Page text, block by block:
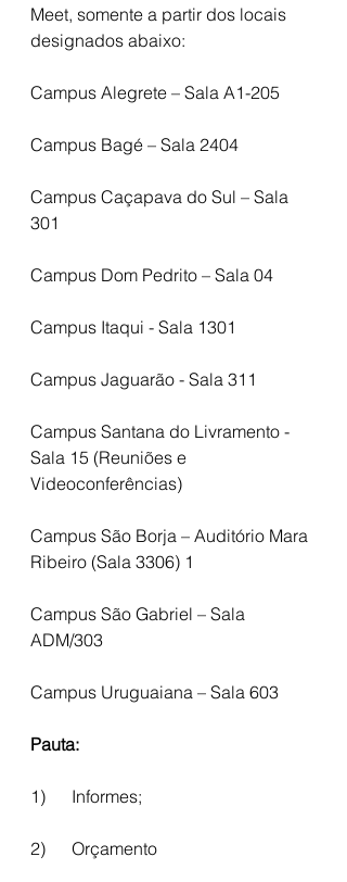
Meet, somente a partir dos locais
designados abaixo:
Campus Alegrete – Sala A1-205
Campus Bagé – Sala 2404
Campus Caçapava do Sul – Sala
301
Campus Dom Pedrito – Sala 04
Campus Itaqui - Sala 1301
Campus Jaguarão - Sala 311
Campus Santana do Livramento -
Sala 15 (Reuniões e
Videoconferências)
Campus São Borja – Auditório Mara
Ribeiro (Sala 3306) 1
Campus São Gabriel – Sala
ADM/303
Campus Uruguaiana – Sala 603
Pauta:
1)      Informes;
2)      Orçamento